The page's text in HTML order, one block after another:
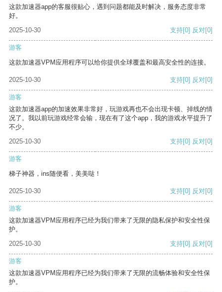
这款加速器app的客服很贴心，遇到问题都能及时解决，服务态度非常
好。
2025-10-30
支持[0] 反对[0]
游客
这款加速器VPM应用程序可以给你提供全球覆盖和最高安全性的连接。
2025-10-30 支持[0] 反对[0]
游客
这款加速器app的加速效果非常好，玩游戏再也不会出现卡顿、掉线的情
况了。我以前玩游戏经常会输，现在有了这个app，我的游戏水平提升了
不少。
2025-10-30
支持[0] 反对[0]
游客
梯子神器，ins随便看，美美哒！
2025-10-30 支持[0] 反对[0]
游客
这款加速器VPM应用程序已经为我们带来了无限的隐私保护和安全性保
护。
2025-10-30
支持[0] 反对[0]
游客
这款加速器VPM应用程序已经为我们带来了无限的流畅体验和安全性保
护。